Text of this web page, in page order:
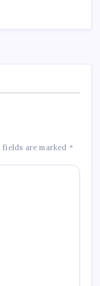
fields are marked *